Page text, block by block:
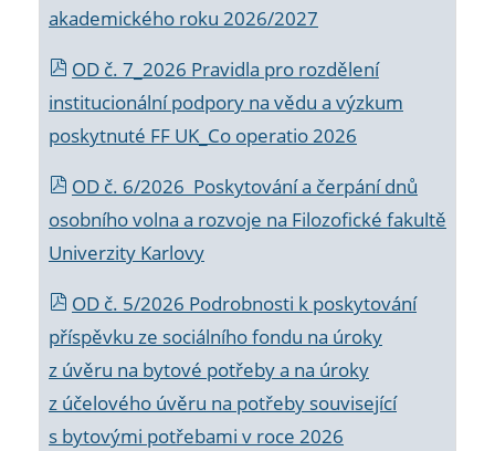
akademického roku 2026/2027
OD č. 7_2026 Pravidla pro rozdělení
institucionální podpory na vědu a výzkum
poskytnuté FF UK_Co operatio 2026
OD č. 6/2026 Poskytování a čerpání dnů
osobního volna a rozvoje na Filozofické fakultě
Univerzity Karlovy
OD č. 5/2026 Podrobnosti k poskytování
příspěvku ze sociálního fondu na úroky
z úvěru na bytové potřeby a na úroky
z účelového úvěru na potřeby související
s bytovými potřebami v roce 2026